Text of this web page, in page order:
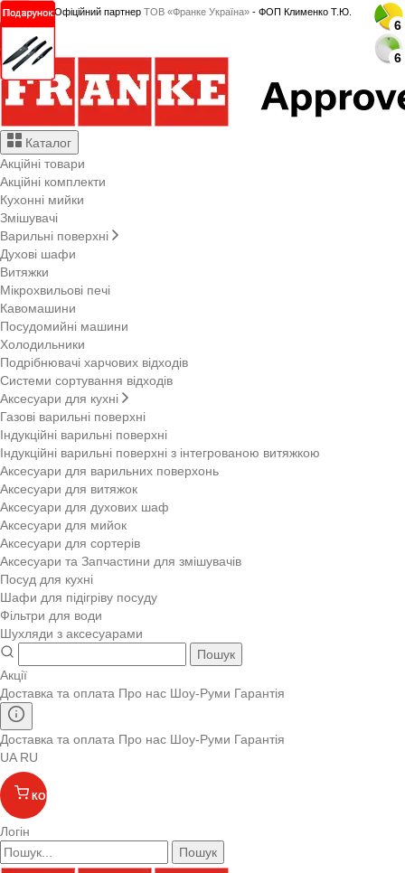
Офіційний партнер ТОВ «Франке Україна»- ФОП Клименко Т.Ю.
Каталог
Акційні товари
Акційні комплекти
Кухонні мийки
Змішувачі
Варильні поверхні
Духові шафи
Витяжки
Мікрохвильові печі
Кавомашини
Посудомийні машини
Холодильники
Подрібнювачі харчових відходів
Системи сортування відходів
Аксесуари для кухні
Газові варильні поверхні
Індукційні варильні поверхні
Індукційні варильні поверхні з інтегрованою витяжкою
Аксесуари для варильних поверхонь
Аксесуари для витяжок
Аксесуари для духових шаф
Аксесуари для мийок
Аксесуари для сортерів
Аксесуари та Запчастини для змішувачів
Посуд для кухні
Шафи для підігріву посуду
Фільтри для води
Шухляди з аксесуарами
Пошук
Акції
Доставка та оплата Про нас Шоу-Руми Гарантія
Доставка та оплата Про нас Шоу-Руми Гарантія
UA RU
КОШИК
Логін
Пошук
6
6